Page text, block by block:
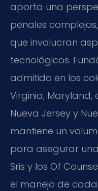
aporta una
penales
que involucran
tecnológicos.
admitido en los
Virginia, Maryland,
Nueva Jersey y
mantiene un
para asegurar
Sris y los Of
el manejo de